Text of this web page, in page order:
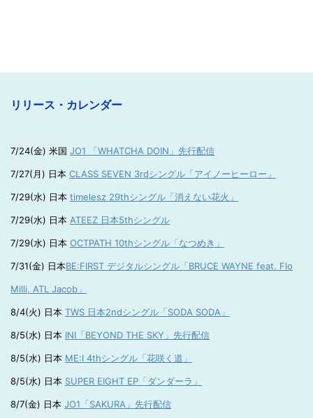
リリース・カレンダー
7/24(金) 米国 JO1 「WHATCHA DOIN」先行配信
7/27(月) 日本 CLASS SEVEN 3rdシングル「アイノーヒーロー」
7/29(水) 日本 timelesz 29thシングル「消えない花火」
7/29(水) 日本 ATEEZ 日本5thシングル
7/29(水) 日本 OCTPATH 10thシングル「なつめき」
7/31(金) 日本BE:FIRST デジタルシングル「BRUCE WAYNE feat. Flo
Milli, ATL Jacob」
8/4(火) 日本 TWS 日本2ndシングル「SODA SODA」
8/5(水) 日本 INI「BEYOND THE SKY」先行配信
8/5(水) 日本 ME:I 4thシングル「花咲く道」
8/5(水) 日本 SUPER EIGHT EP「ダンダーラ」
8/7(金) 日本 JO1「SAKURA」先行配信